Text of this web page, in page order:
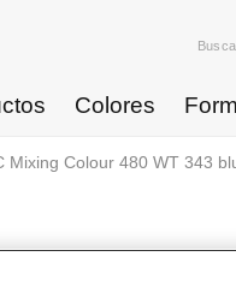
Colores
Mixing Colour 480 WT 343